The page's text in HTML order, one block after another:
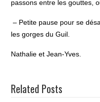
passons entre les gouttes,
– Petite pause pour se
les gorges du Guil.
Nathalie et Jean-Yves.
Related Posts